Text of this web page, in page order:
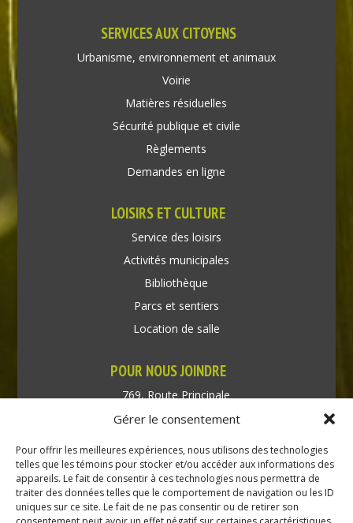
Gérer le consentement
Pour offrir les meilleures expériences, nous utilisons des technologies
telles que les témoins pour stocker et/ou accéder aux informations des
appareils. Le fait de consentir à ces technologies nous permettra de
traiter des données telles que le comportement de navigation ou les ID
uniques sur ce site. Le fait de ne pas consentir ou de retirer son
SERVICES AUX CITOYENS
Urbanisme, environnement et animaux
Voirie
Matières résiduelles
Sécurité publique et civile
Règlements
Demandes en ligne
LOISIRS ET CULTURE
Service des loisirs
Activités municipales
Bibliothèque
Parcs et sentiers
Location de salle
POUR NOUS JOINDRE
769, Route Principale
Très-Saint-Rédempteur
Téléphone : (450) 451-5203
Direction générale :
dir@tressaintredempteur.ca